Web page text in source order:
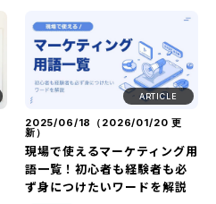
ARTICLE
2025/06/18（ 2026/01/20 更
新）
現場で使えるマーケティング用
語一覧！初心者も経験者も必
ず身につけたいワードを解説